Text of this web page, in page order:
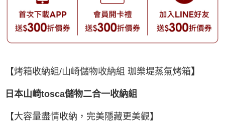
【烤箱收納組/山崎儲物收納組 珈樂堤蒸氣烤箱】
日本山崎tosca儲物二合一收納組
【大容量盡情收納，完美隱藏更美觀】